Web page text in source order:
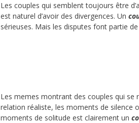
Les couples qui semblent toujours être
est naturel d’avoir des divergences. Un
sérieuses. Mais les disputes font partie
Les memes montrant des couples qui se
relation réaliste, les moments de silence
moments de solitude est clairement un